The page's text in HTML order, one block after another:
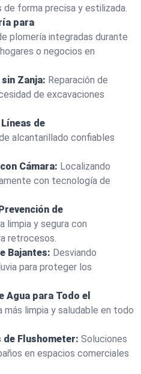
de forma precisa y estilizada.
para
plomería integradas durante
o negocios en
Zanja: Reparación de
de excavaciones
de
alcantarillado confiables
Cámara: Localizando
con tecnología de
de
limpia y segura con
retrocesos.
Bajantes: Desviando
para proteger los
Agua para Todo el
más limpia y saludable en todo
Flushometer: Soluciones
en espacios comerciales